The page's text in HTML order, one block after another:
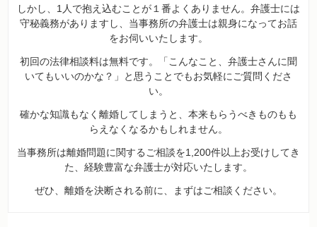
しかし、1人で抱え込むことが１番よくありません。弁護士には
守秘義務がありますし、当事務所の弁護士は親身になってお話
をお伺いいたします。
初回の法律相談料は無料です。「こんなこと、弁護士さんに聞
いてもいいのかな？」と思うことでもお気軽にご質問くださ
い。
確かな知識もなく離婚してしまうと、本来もらうべきものもも
らえなくなるかもしれません。
当事務所は離婚問題に関するご相談を1,200件以上お受けしてき
た、経験豊富な弁護士が対応いたします。
ぜひ、離婚を決断される前に、まずはご相談ください。